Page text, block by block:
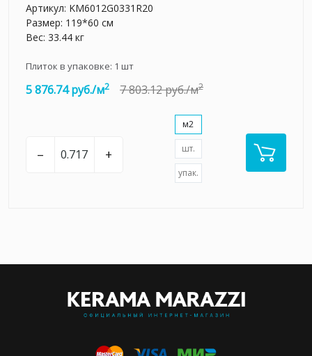
Артикул: KM6012G0331R20
Размер: 119*60 см
Вес: 33.44 кг
Плиток в упаковке: 1 шт
5 876.74 руб./м2 7 803.12 руб./м2
– +
м2
шт.
упак.